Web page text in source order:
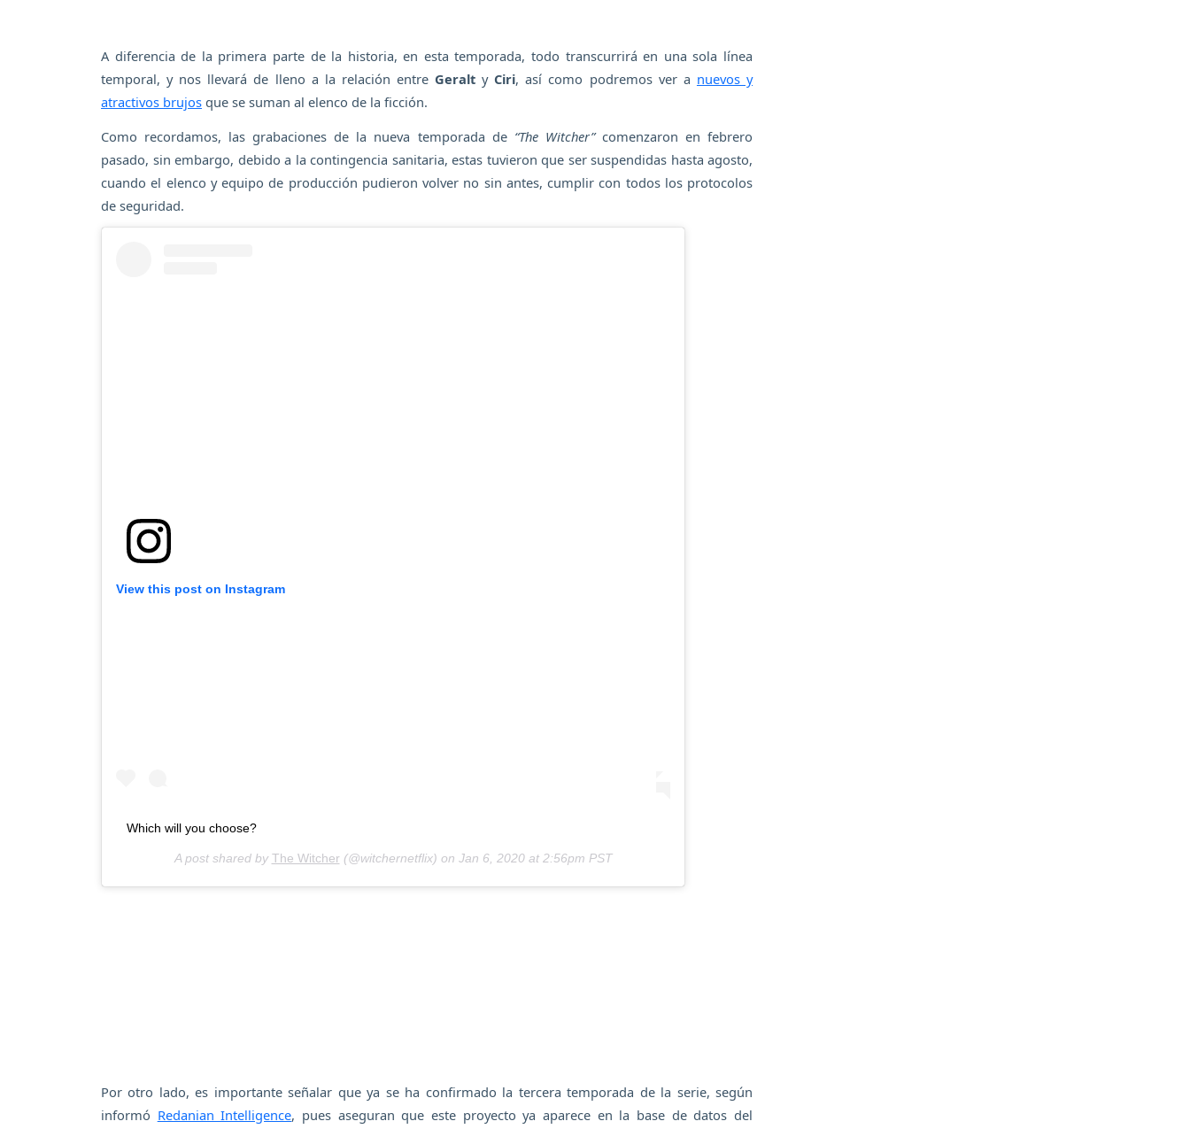
A diferencia de la primera parte de la historia, en esta temporada, todo transcurrirá en una sola línea
temporal, y nos llevará de lleno a la relación entreGeralt y Ciri, así como podremos ver a nuevos y
atractivos brujos que se suman al elenco de la ficción.
Como recordamos, las grabaciones de la nueva temporada de “The Witcher”comenzaron en febrero
pasado, sin embargo, debido a la contingencia sanitaria, estas tuvieron que ser suspendidas hasta agosto,
cuando el elenco y equipo de producción pudieron volver no sin antes, cumplir con todos los protocolos
de seguridad.
View this post on Instagram
Which will you choose?
A post shared by The Witcher (@witchernetflix) on Jan 6, 2020 at 2:56pm PST
Por otro lado, es importante señalar que ya se ha confirmado la tercera temporada de la serie, según
informó Redanian Intelligence, pues aseguran que este proyecto ya aparece en la base de datos del